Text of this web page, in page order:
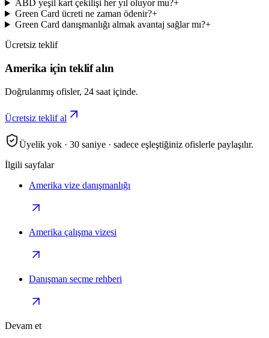
ABD yeşil kart çekilişi her yıl oluyor mu?+
Green Card ücreti ne zaman ödenir?+
Green Card danışmanlığı almak avantaj sağlar mı?+
Ücretsiz teklif
Amerika için teklif alın
Doğrulanmış ofisler, 24 saat içinde.
Ücretsiz teklif al
Üyelik yok · 30 saniye · sadece eşleştiğiniz ofislerle paylaşılır.
İlgili sayfalar
Amerika vize danışmanlığı
Amerika çalışma vizesi
Danışman seçme rehberi
Devam et